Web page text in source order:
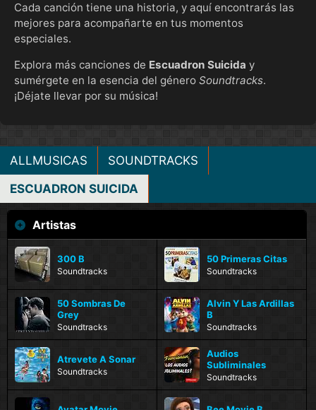
Cada canción tiene una historia, y aquí encontrarás las
mejores para acompañarte en tus momentos
especiales.
Explora más canciones de Escuadron Suicida y
sumérgete en la esencia del género Soundtracks.
¡Déjate llevar por su música!
ALLMUSICAS
SOUNDTRACKS
ESCUADRON SUICIDA
Artistas
300 B
Soundtracks
50 Primeras Citas
Soundtracks
50 Sombras De
Grey
Soundtracks
Alvin Y Las Ardillas
B
Soundtracks
Atrevete A Sonar
Soundtracks
Audios
Subliminales
Soundtracks